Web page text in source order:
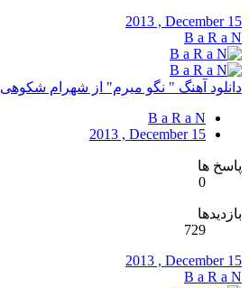
2013 , December 15
B a R a N
دانلود آهنگ " نگو میرم" از شهرام شکوهی
B a R a N
2013 , December 15
پاسخ ها
0
بازدیدها
729
2013 , December 15
B a R a N